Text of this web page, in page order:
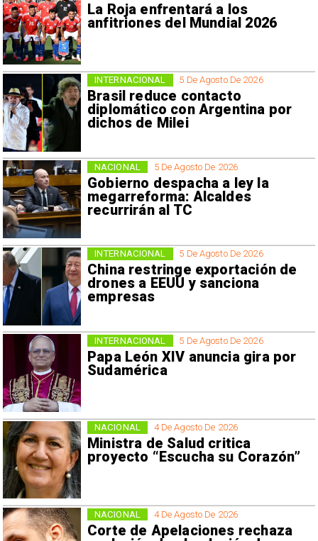
La Roja enfrentará a los
anfitriones del Mundial 2026
5 De Agosto De 2026
Brasil reduce contacto
diplomático con Argentina por
dichos de Milei
INTERNACIONAL
5 De Agosto De 2026
Gobierno despacha a ley la
megarreforma: Alcaldes
recurrirán al TC
NACIONAL
5 De Agosto De 2026
China restringe exportación de
drones a EEUU y sanciona
empresas
INTERNACIONAL
5 De Agosto De 2026
Papa León XIV anuncia gira por
Sudamérica
INTERNACIONAL
4 De Agosto De 2026
Ministra de Salud critica
proyecto “Escucha su Corazón”
NACIONAL
4 De Agosto De 2026
Corte de Apelaciones rechaza
NACIONAL